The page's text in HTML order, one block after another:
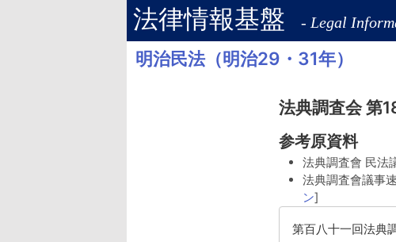
法律情報基盤 - Legal
明治民法（明治29・31年）
法典調査会 第
参考原資料
法典調査會 民法
法典調査會議事
ン]
第百八十一回法典